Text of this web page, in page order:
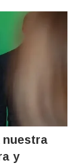
nuestra
y